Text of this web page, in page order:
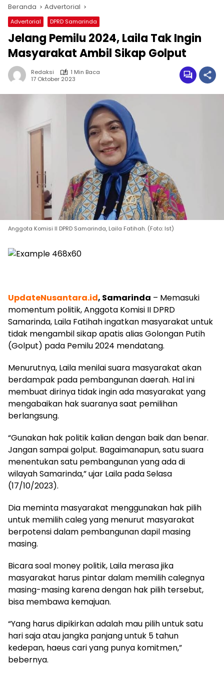
Beranda Advertorial
Advertorial DPRD Samarinda
Jelang Pemilu 2024, Laila Tak Ingin
Masyarakat Ambil Sikap Golput
Redaksi
1 Min Baca
17 Oktober 2023
Anggota Komisi II DPRD Samarinda, Laila Fatihah. (Foto: Ist)
UpdateNusantara.id, Samarinda – Memasuki
momentum politik, Anggota Komisi II DPRD
Samarinda, Laila Fatihah ingatkan masyarakat untuk
tidak mengambil sikap apatis alias Golongan Putih
(Golput) pada Pemilu 2024 mendatang.
Menurutnya, Laila menilai suara masyarakat akan
berdampak pada pembangunan daerah. Hal ini
membuat dirinya tidak ingin ada masyarakat yang
mengabaikan hak suaranya saat pemilihan
berlangsung.
“Gunakan hak politik kalian dengan baik dan benar.
Jangan sampai golput. Bagaimanapun, satu suara
menentukan satu pembangunan yang ada di
wilayah Samarinda,” ujar Laila pada Selasa
(17/10/2023).
Dia meminta masyarakat menggunakan hak pilih
untuk memilih caleg yang menurut masyarakat
berpotensi dalam pembangunan dapil masing
masing.
Bicara soal money politik, Laila merasa jika
masyarakat harus pintar dalam memilih calegnya
masing-masing karena dengan hak pilih tersebut,
bisa membawa kemajuan.
“Yang harus dipikirkan adalah mau pilih untuk satu
hari saja atau jangka panjang untuk 5 tahun
kedepan, haeus cari yang punya komitmen,”
bebernya.